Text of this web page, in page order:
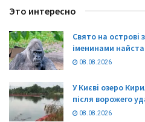
Это интересно
Свято на острові
іменинами
08.08.2026
У Києві озеро
після ворожего
08.08.2026